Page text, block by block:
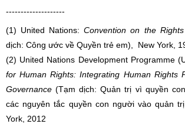
--------------------
(1) United Nations:Convention on the
dịch: Công ước về Quyền trẻ em),
New York,
(2) United Nations Development Programme
for Human Rights: Integrating Human Rights
Governance(Tạm dịch: Quản trị vì quyền
các nguyên tắc quyền con người vào quản
York, 2012